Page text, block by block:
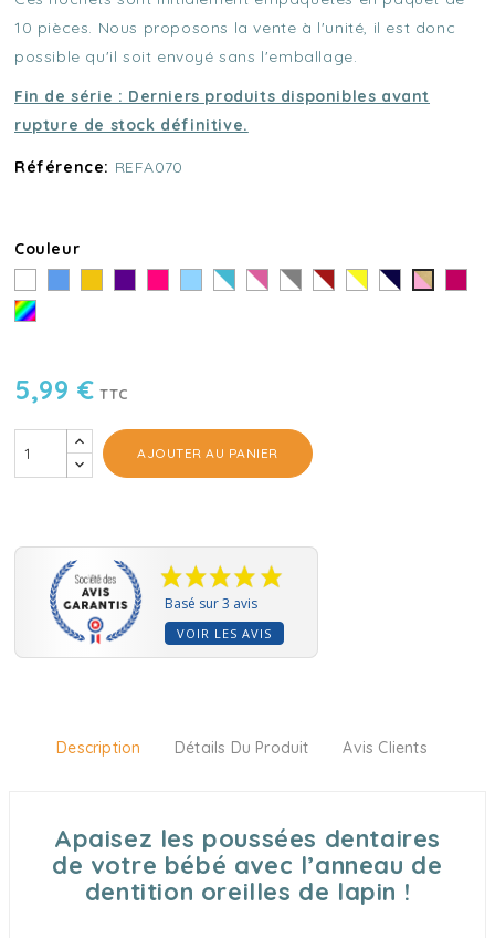
10 pièces. Nous proposons la vente à l'unité, il est donc
possible qu'il soit envoyé sans l'emballage.
Fin de série : Derniers produits disponibles avant
rupture de stock définitive.
Référence: REFA070
Couleur
FramboiseRayéRayéRayéRayéRayéRayéCoeur
Au
5,99 € TTC
AJOUTER AU PANIER
Basé sur 3 avis
VOIR LES AVIS
Description Détails Du Produit Avis Clients
Apaisez les poussées dentaires
de votre bébé avec l’anneau de
dentition oreilles de lapin !